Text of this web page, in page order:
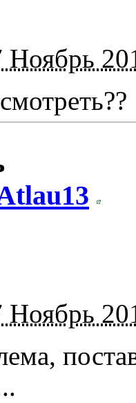
Ноябрь
Ноябрь